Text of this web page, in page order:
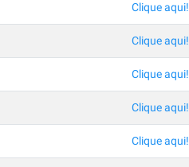
Clique aqui!
Clique aqui!
Clique aqui!
Clique aqui!
Clique aqui!